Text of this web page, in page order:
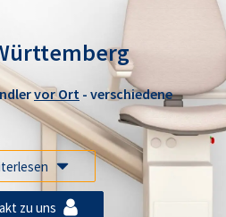
vor Ort - verschiedene
zu uns